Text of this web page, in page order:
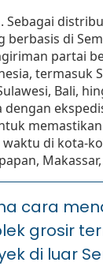
Sebagai
berbasis di
partai
termasuk
Bali,
dengan
di kota-
cara
grosir
di luar